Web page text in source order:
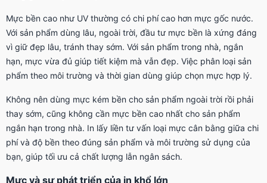
Mực bền cao như UV thường có chi phí cao hơn mực gốc nước.
Với sản phẩm dùng lâu, ngoài trời, đầu tư mực bền là xứng đáng
vì giữ đẹp lâu, tránh thay sớm. Với sản phẩm trong nhà, ngắn
hạn, mực vừa đủ giúp tiết kiệm mà vẫn đẹp. Việc phân loại sản
phẩm theo môi trường và thời gian dùng giúp chọn mực hợp lý.
Không nên dùng mực kém bền cho sản phẩm ngoài trời rồi phải
thay sớm, cũng không cần mực bền cao nhất cho sản phẩm
ngắn hạn trong nhà. In lấy liền tư vấn loại mực cân bằng giữa chi
phí và độ bền theo đúng sản phẩm và môi trường sử dụng của
bạn, giúp tối ưu cả chất lượng lẫn ngân sách.
Mực và sự phát triển của in khổ lớn